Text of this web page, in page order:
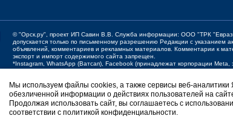
©"Орск.ру" , проект ИП Савин В.В. Служба информации: ООО "ТРК
допускается только по письменному разрешению Редакции с указанием
объявлений, комментариев и рекламных материалов. Комментарии к
экспорт и импорт содержимого сайта запрещен.
*Instagram, WhatsApp (Ватсап), Facebook (принадлежат корпорации
Мобильная версия
СКАЧАТЬ РИНГТОН Orsk.ru
Мы используем файлы cookies, а также сервисы веб-
обезличенной информации о действиях пользователей на
Продолжая использовать сайт, вы соглашаетесь с
соответствии с политикой конфиденциальности.